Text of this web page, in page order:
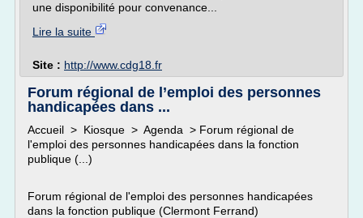
une disponibilité pour convenance...
Lire la suite
Site : http://www.cdg18.fr
Forum régional de l’emploi des personnes
handicapées dans ...
Accueil > Kiosque > Agenda > Forum régional de
l'emploi des personnes handicapées dans la fonction
publique (...)
Forum régional de l'emploi des personnes handicapées
dans la fonction publique (Clermont Ferrand)